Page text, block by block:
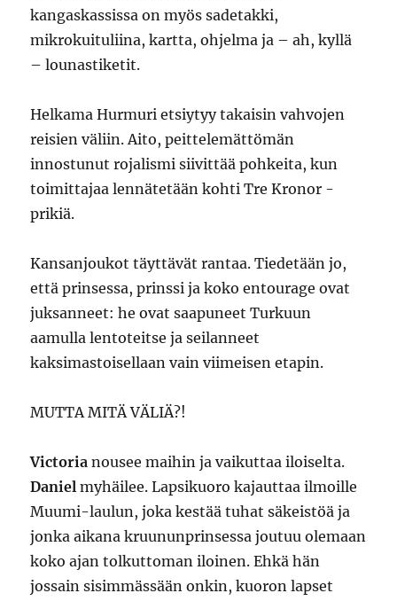
kangaskassissa on myös sadetakki,
mikrokuituliina, kartta, ohjelma ja – ah, kyllä
– lounastiketit.
Helkama Hurmuri etsiytyy takaisin vahvojen
reisien väliin. Aito, peittelemättömän
innostunut rojalismi siivittää pohkeita, kun
toimittajaa lennätetään kohti Tre Kronor -
prikiä.
Kansanjoukot täyttävät rantaa. Tiedetään jo,
että prinsessa, prinssi ja koko entourage ovat
juksanneet: he ovat saapuneet Turkuun
aamulla lentoteitse ja seilanneet
kaksimastoisellaan vain viimeisen etapin.
MUTTA MITÄ VÄLIÄ?!
Victoria nousee maihin ja vaikuttaa iloiselta.
Daniel myhäilee. Lapsikuoro kajauttaa ilmoille
Muumi-laulun, joka kestää tuhat säkeistöä ja
jonka aikana kruununprinsessa joutuu olemaan
koko ajan tolkuttoman iloinen. Ehkä hän
jossain sisimmässään onkin, kuoron lapset